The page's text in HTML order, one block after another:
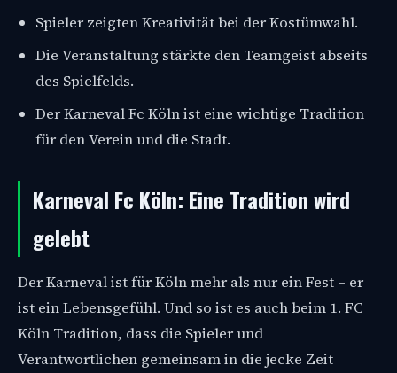
Spieler zeigten Kreativität bei der Kostümwahl.
Die Veranstaltung stärkte den Teamgeist abseits
des Spielfelds.
Der Karneval Fc Köln ist eine wichtige Tradition
für den Verein und die Stadt.
Karneval Fc Köln: Eine Tradition wird
gelebt
Der Karneval ist für Köln mehr als nur ein Fest – er
ist ein Lebensgefühl. Und so ist es auch beim 1. FC
Köln Tradition, dass die Spieler und
Verantwortlichen gemeinsam in die jecke Zeit